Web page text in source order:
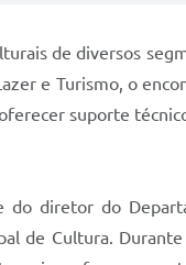
de diversos
e Turismo, o
suporte
diretor do
de Cultura.